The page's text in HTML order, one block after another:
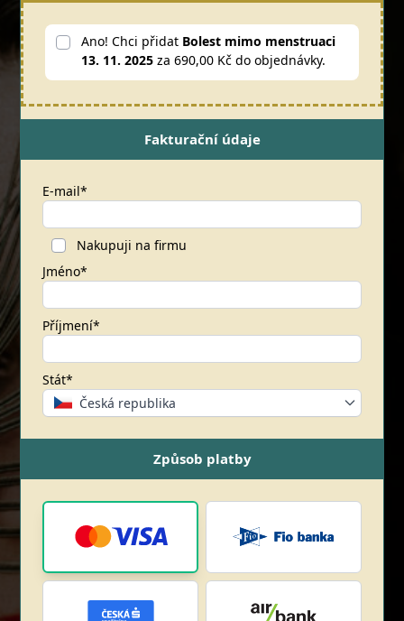
Ano! Chci přidat Bolest mimo menstruaci
13. 11. 2025 za 690,00 Kč do objednávky.
Fakturační údaje
E-mail*
Nakupuji na firmu
Jméno*
Příjmení*
Stát*
Česká republika
Způsob platby